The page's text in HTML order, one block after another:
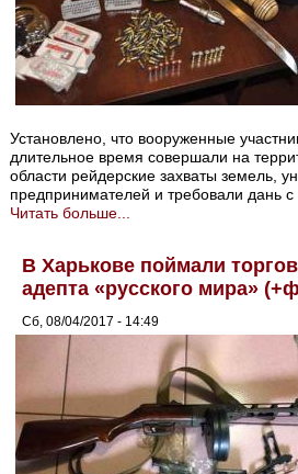
Установлено, что вооруженные
длительное время совершали на
области рейдерские захваты земель,
предпринимателей и требовали дань
Читать больше...
В Харькове поймали
адепта «русского мира»
Сб, 08/04/2017 - 14:49